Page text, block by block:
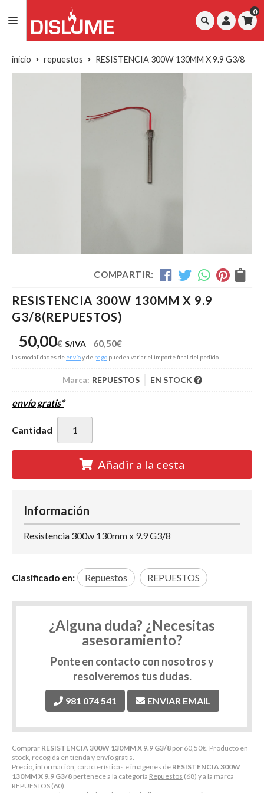
0
inicio repuestos RESISTENCIA 300W 130MM X 9.9 G3/8
COMPARTIR:
RESISTENCIA 300W 130MM X 9.9
G3/8(REPUESTOS)
60,50€
50,00€ S/IVA
Las modalidades de envíoy de pago pueden variar el importe final del pedido.
Marca: REPUESTOS EN STOCK
envío gratis*
Cantidad
Añadir a la cesta
Comprar RESISTENCIA 300W 130MM X 9.9 G3/8 por 60,50€. Producto en
stock, recogida en tienda y envío gratis.
Precio, información, características e imágenes de RESISTENCIA 300W
130MM X 9.9 G3/8 pertenece a la categoría Repuestos (68) y a la marca
REPUESTOS (60).
Información
Resistencia 300w 130mm x 9.9 G3/8
Clasificado en: Repuestos REPUESTOS
¿Alguna duda? ¿Necesitas
asesoramiento?
Ponte en contacto con nosotros y
resolveremos tus dudas.
981 074 541 ENVIAR EMAIL